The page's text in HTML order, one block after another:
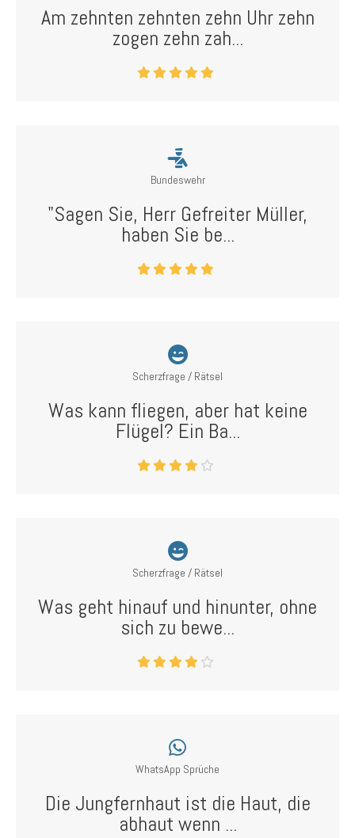
Am zehnten zehnten zehn Uhr zehn
zogen zehn zah...
Bundeswehr
"Sagen Sie, Herr Gefreiter Müller,
haben Sie be...
Scherzfrage / Rätsel
Was kann fliegen, aber hat keine
Flügel? Ein Ba...
Scherzfrage / Rätsel
Was geht hinauf und hinunter, ohne
sich zu bewe...
WhatsApp Sprüche
Die Jungfernhaut ist die Haut, die
abhaut wenn ...